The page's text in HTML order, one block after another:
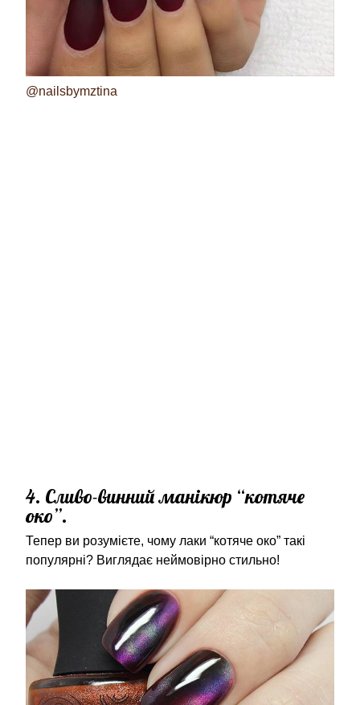
@nailsbymztina
4. Сливо-винний манікюр “котяче
око”.
Тепер ви розумієте, чому лаки “котяче око” такі
популярні? Виглядає неймовірно стильно!